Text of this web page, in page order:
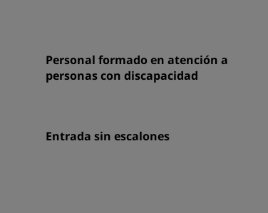
Personal formado en atención a
personas con discapacidad
Entrada sin escalones